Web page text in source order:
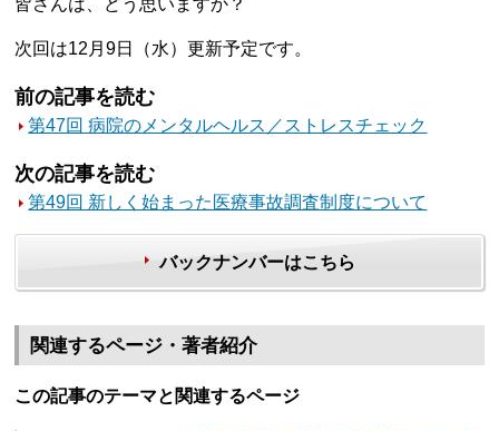
皆さんは、どう思いますか？
次回は12月9日（水）更新予定です。
前の記事を読む
第47回 病院のメンタルヘルス／ストレスチェック
次の記事を読む
第49回 新しく始まった医療事故調査制度について
バックナンバーはこちら
関連するページ・著者紹介
この記事のテーマと関連するページ